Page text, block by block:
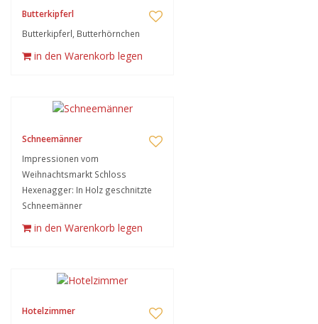
Butterkipferl
Butterkipferl, Butterhörnchen
in den Warenkorb legen
Schneemänner
Impressionen vom
Weihnachtsmarkt Schloss
Hexenagger: In Holz geschnitzte
Schneemänner
in den Warenkorb legen
Hotelzimmer